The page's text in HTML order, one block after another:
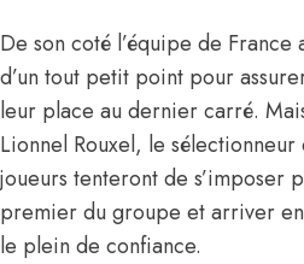
De son coté l’équipe de France
d’un tout petit point pour
leur place au dernier carré.
Lionnel Rouxel, le sélectionneur
joueurs tenteront de s’imposer
premier du groupe et arriver
le plein de confiance.